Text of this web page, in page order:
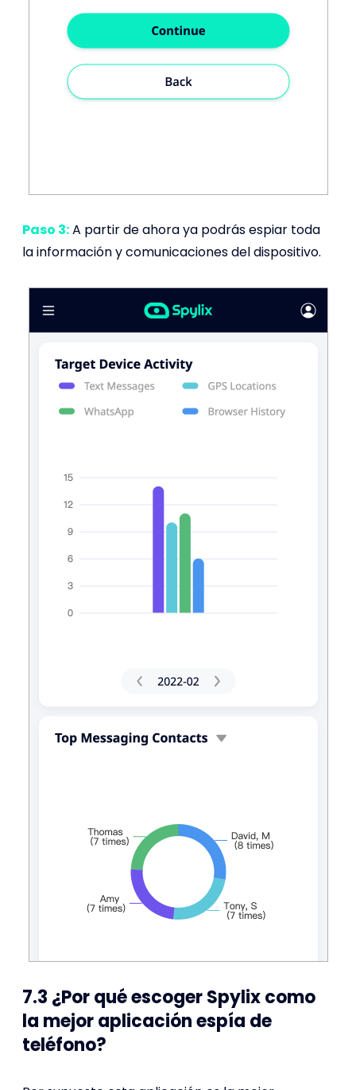
Paso 3:A partir de ahora ya podrás espiar toda
la información y comunicaciones del dispositivo.
7.3 ¿Por qué escoger Spylix como
la mejor aplicación espía de
teléfono?